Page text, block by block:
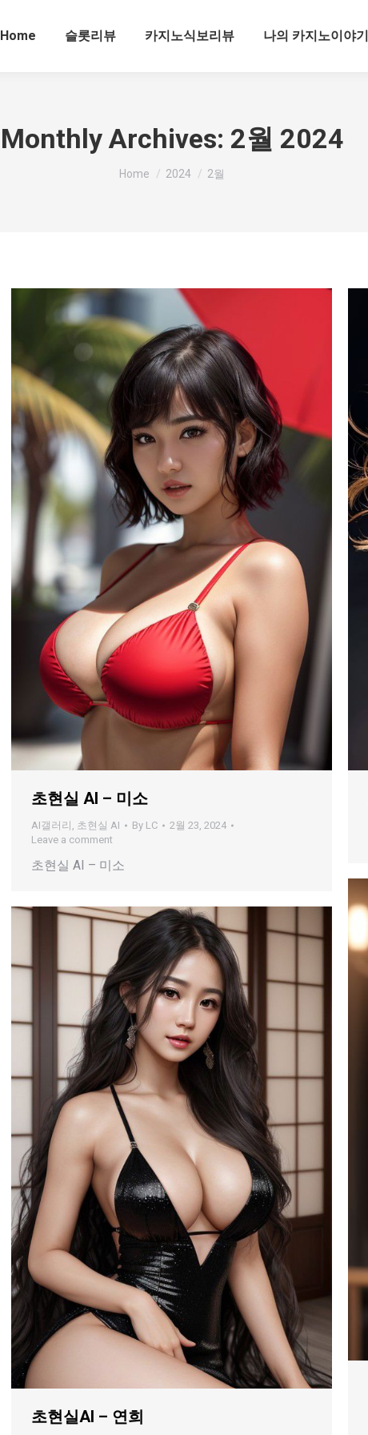
Home 슬롯리뷰 카지노식보리뷰 나의 카지노이야기
Monthly Archives: 2월 2024
You are here:
Home 2024 2월
초현실 AI – 미소
AI갤러리 초현실 AI By LC
2월 23, 2024
Leave a comment
초현실 AI – 미소
초현실AI – 연희